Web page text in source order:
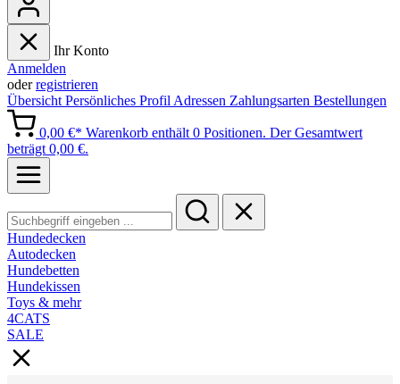
Ihr Konto
Anmelden
oderregistrieren
Übersicht Persönliches Profil Adressen Zahlungsarten Bestellungen
0,00 €* Warenkorb enthält 0 Positionen. Der Gesamtwert
beträgt 0,00 €.
Hundedecken
Autodecken
Hundebetten
Hundekissen
Toys & mehr
4CATS
SALE